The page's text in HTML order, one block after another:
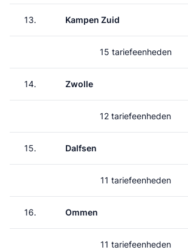
13. Kampen Zuid
15 tariefeenheden
14. Zwolle
12 tariefeenheden
15. Dalfsen
11 tariefeenheden
16. Ommen
11 tariefeenheden